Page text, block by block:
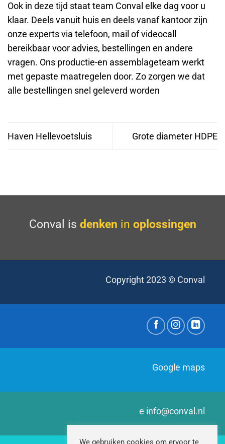
Ook in deze tijd staat team Conval elke dag voor u
klaar. Deels vanuit huis en deels vanaf kantoor zijn
onze experts via telefoon, mail of videocall
bereikbaar voor advies, bestellingen en andere
vragen. Ons productie-en assemblageteam werkt
met gepaste maatregelen door. Zo zorgen we dat
alle bestellingen snel geleverd worden
Haven Hellevoetsluis Grote diameter HDPE
Conval is denken in oplossingen
Copyright 2023 © Conval
Google maps
e info@conval.nl
We gebruiken cookies om ervoor te